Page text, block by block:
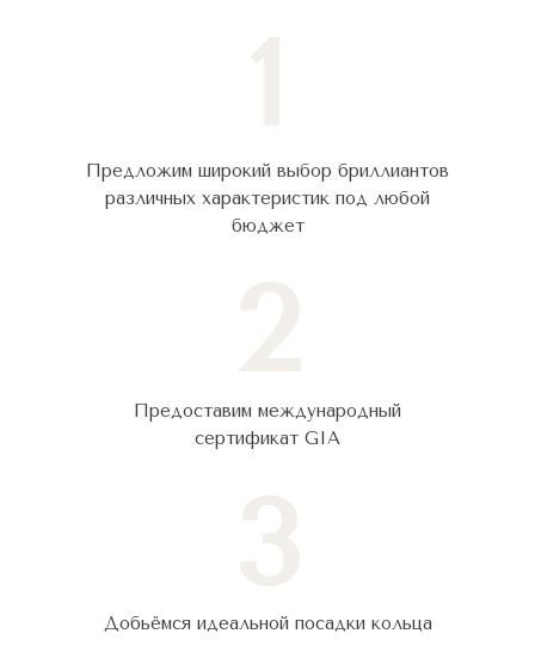
Предложим широкий выбор бриллиантов
различных характеристик под любой
бюджет
Предоставим международный
сертификат GIA
Добьёмся идеальной посадки кольца